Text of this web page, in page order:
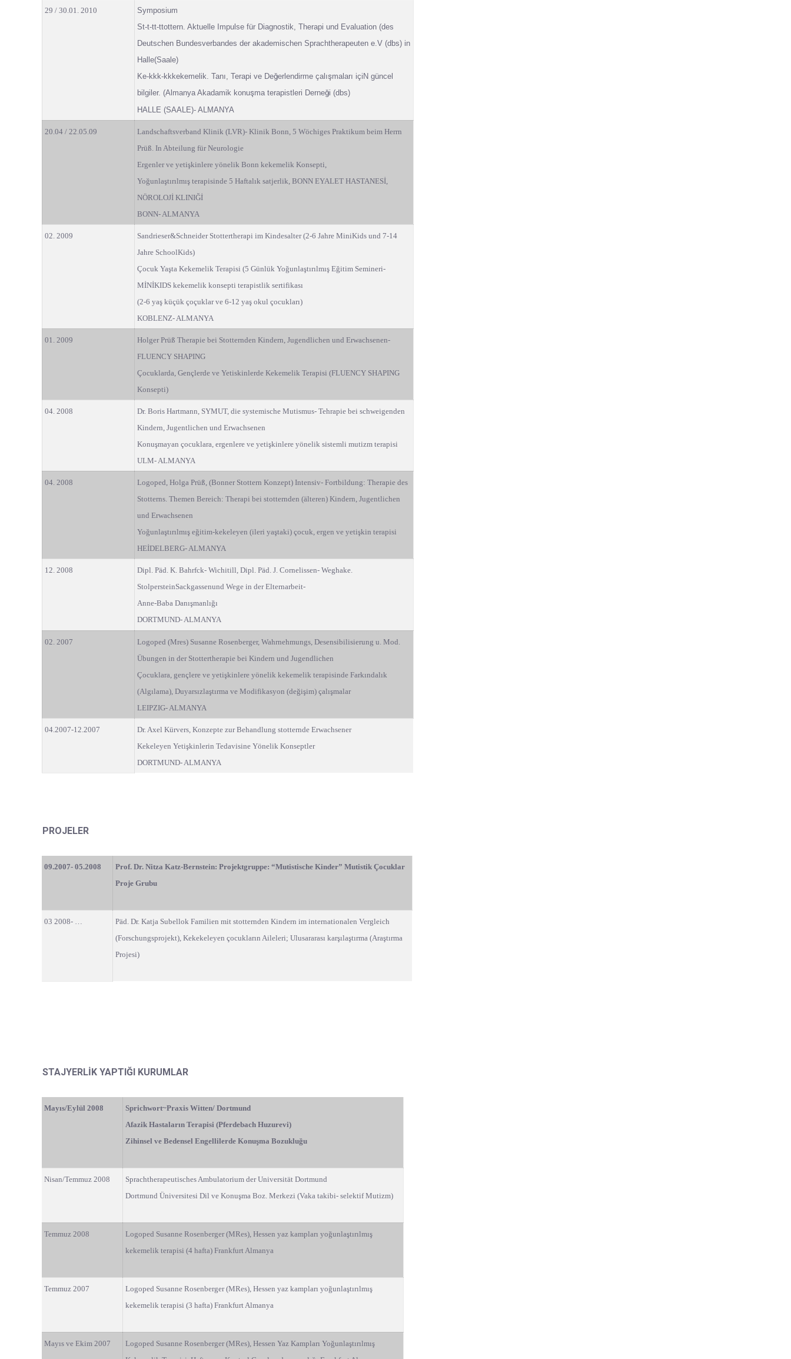
29 / 30.01. 2010
Symposium
St-t-tt-ttottern. Aktuelle Impulse für Diagnostik, Therapi und Evaluation (des
Deutschen Bundesverbandes der akademischen Sprachtherapeuten e.V (dbs) in
Halle(Saale)
Ke-kkk-kkkekemelik. Tanı, Terapi ve Değerlendirme çalışmaları içiN güncel
bilgiler. (Almanya Akadamik konuşma terapistleri Derneği (dbs)
HALLE (SAALE)- ALMANYA
20.04 / 22.05.09
Landschaftsverband Klinik (LVR)- Klinik Bonn, 5 Wöchiges Praktikum beim Herrn
Prüß. In Abteilung für Neurologie
Ergenler ve yetişkinlere yönelik Bonn kekemelik Konsepti,
Yoğunlaştırılmış terapisinde 5 Haftalık satjerlik, BONN EYALET HASTANESİ,
NÖROLOJİ KLINIĞİ
BONN- ALMANYA
02. 2009
Sandrieser&Schneider Stottertherapi im Kindesalter (2-6 Jahre MiniKids und 7-14
Jahre SchoolKids)
Çocuk Yaşta Kekemelik Terapisi (5 Günlük Yoğunlaştırılmış Eğitim Semineri-
MİNİKIDS kekemelik konsepti terapistlik sertifikası
(2-6 yaş küçük çoçuklar ve 6-12 yaş okul çocukları)
KOBLENZ- ALMANYA
01. 2009
Holger Prüß Therapie bei Stotternden Kindern, Jugendlichen und Erwachsenen-
FLUENCY SHAPING
Çocuklarda, Gençlerde ve Yetiskinlerde Kekemelik Terapisi (FLUENCY SHAPING
Konsepti)
04. 2008
Dr. Boris Hartmann, SYMUT, die systemische Mutismus- Tehrapie bei schweigenden
Kindern, Jugentlichen und Erwachsenen
Konuşmayan çocuklara, ergenlere ve yetişkinlere yönelik sistemli mutizm terapisi
ULM- ALMANYA
04. 2008
Logoped, Holga Prüß, (Bonner Stottern Konzept) Intensiv- Fortbildung: Therapie des
Stotterns. Themen Bereich: Therapi bei stotternden (älteren) Kindern, Jugentlichen
und Erwachsenen
Yoğunlaştırılmış eğitim-kekeleyen (ileri yaştaki) çocuk, ergen ve yetişkin terapisi
HEİDELBERG- ALMANYA
12. 2008
Dipl. Päd. K. Bahrfck- Wichitill, Dipl. Päd. J. Cornelissen- Weghake.
StolpersteinSackgassenund Wege in der Elternarbeit-
Anne-Baba Danışmanlığı
DORTMUND- ALMANYA
02. 2007
Logoped (Mres) Susanne Rosenberger, Wahrnehmungs, Desensibilisierung u. Mod.
Übungen in der Stottertherapie bei Kindern und Jugendlichen
Çocuklara, gençlere ve yetişkinlere yönelik kekemelik terapisinde Farkındalık
(Algılama), Duyarsızlaştırma ve Modifikasyon (değişim) çalışmalar
LEIPZIG- ALMANYA
04.2007-12.2007
Dr. Axel Kürvers, Konzepte zur Behandlung stotternde Erwachsener
Kekeleyen Yetişkinlerin Tedavisine Yönelik Konseptler
DORTMUND- ALMANYA
PROJELER
09.2007- 05.2008
Prof. Dr. Nitza Katz-Bernstein: Projektgruppe: “Mutistische Kinder” Mutistik Çocuklar
Proje Grubu
03 2008- …
Päd. Dr. Katja Subellok Familien mit stotternden Kindern im internationalen Vergleich
(Forschungsprojekt), Kekekeleyen çocukların Aileleri; Ulusararası karşılaştırma (Araştırma
Projesi)
STAJYERLİK YAPTIĞI KURUMLAR
Mayıs/Eylül 2008
Sprichwort~Praxis Witten/ Dortmund
Afazik Hastaların Terapisi (Pferdebach Huzurevi)
Zihinsel ve Bedensel Engellilerde Konuşma Bozukluğu
Nisan/Temmuz 2008
Sprachtherapeutisches Ambulatorium der Universität Dortmund
Dortmund Üniversitesi Dil ve Konuşma Boz. Merkezi (Vaka takibi- selektif Mutizm)
Temmuz 2008
Logoped Susanne Rosenberger (MRes), Hessen yaz kampları yoğunlaştırılmış
kekemelik terapisi (4 hafta) Frankfurt Almanya
Temmuz 2007
Logoped Susanne Rosenberger (MRes), Hessen yaz kampları yoğunlaştırılmış
kekemelik terapisi (3 hafta) Frankfurt Almanya
Mayıs ve Ekim 2007
Logoped Susanne Rosenberger (MRes), Hessen Yaz Kampları Yoğunlaştırılmış